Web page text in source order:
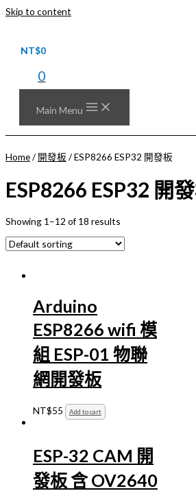
Skip to content
NT$0
0
Main Menu
Home/ 開發板 / ESP8266 ESP32 開發板
ESP8266 ESP32 開
Showing 1–12 of 18 results
Arduino
ESP8266 wifi 模
組 ESP-01 物聯
網開發板
NT$55 Add to cart
ESP-32 CAM 開
發板 含 OV2640